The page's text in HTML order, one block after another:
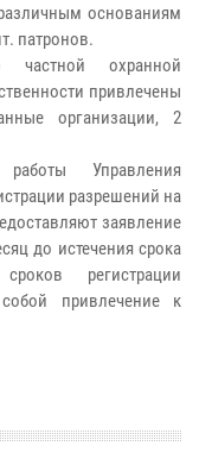
основаниям
патронов.
частной охранной
привлечены
организации, 2
работы Управления
разрешений на
заявление
до истечения срока
регистрации
привлечение к